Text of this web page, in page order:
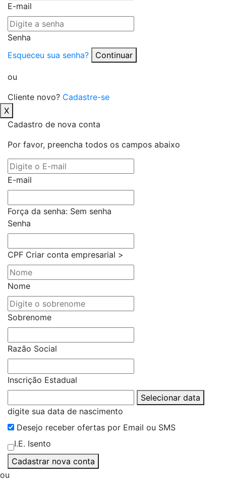
E-mail
Senha
Esqueceu sua senha?
Continuar
ou
Cliente novo? Cadastre-se
X
Cadastro de nova conta
Por favor, preencha todos os campos abaixo
E-mail
Força da senha: Sem senha
Senha
CPF Criar conta empresarial >
Nome
Sobrenome
Razão Social
Inscrição Estadual
Selecionar data
digite sua data de nascimento
Desejo receber ofertas por Email ou SMS
I.E. Isento
Cadastrar nova conta
ou